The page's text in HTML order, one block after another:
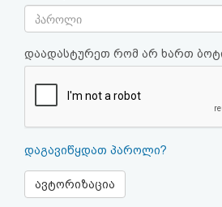
ავტორიზაცია
რეგისტრაცია
პაროლის
HTML
დაადასტურეთ რომ არ ხართ
დაგავიწყდათ პაროლი?
ავტორიზაცია